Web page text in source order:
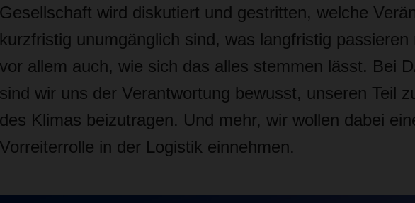
Gesellschaft wird diskutiert und gestritten, welche
kurzfristig unumgänglich sind, was langfristig passieren
vor allem auch, wie sich das alles stemmen lässt. Bei
sind wir uns der Verantwortung bewusst, unseren Teil
des Klimas beizutragen. Und mehr, wir wollen dabei
Vorreiterrolle in der Logistik einnehmen.